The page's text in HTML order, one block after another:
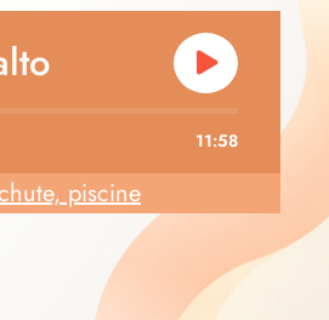
11:58
piscine